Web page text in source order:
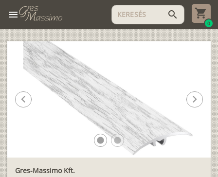
menu search
0
Gres-Massimo Kft.
lens lens
chevron_left chevron_right